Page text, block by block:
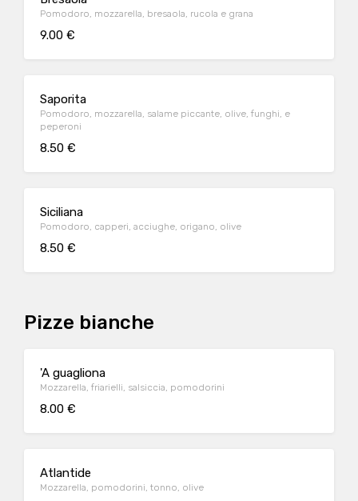
Pomodoro, mozzarella, bresaola, rucola e grana
9.00 €
Saporita
Pomodoro, mozzarella, salame piccante, olive, funghi, e
peperoni
8.50 €
Siciliana
Pomodoro, capperi, acciughe, origano, olive
8.50 €
Pizze bianche
'A guagliona
Mozzarella, friarielli, salsiccia, pomodorini
8.00 €
Atlantide
Mozzarella, pomodorini, tonno, olive